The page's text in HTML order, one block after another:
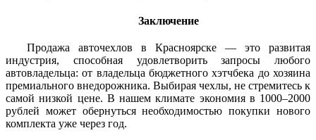
Заключение
Продажа авточехлов в Красноярске — это развитая
индустрия, способная удовлетворить запросы любого
автовладельца: от владельца бюджетного хэтчбека до хозяина
премиального внедорожника. Выбирая чехлы, не стремитесь к
самой низкой цене. В нашем климате экономия в 1000–2000
рублей может обернуться необходимостью покупки нового
комплекта уже через год.